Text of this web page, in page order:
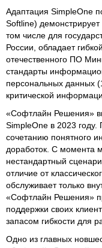
Адаптация SimpleOne
Softline)
том числе для
России, обладает
отечественного ПО
стандарты
персональных данных
критической
«Софтлайн Решения»
SimpleOne в 2023
сочетанию понятного
доработок. С момента
нестандартный
отличие от
обслуживает только
«Софтлайн Решения»
поддержки своих
запасом гибкости для
Одно из главных